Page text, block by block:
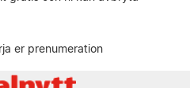
er prenumeration